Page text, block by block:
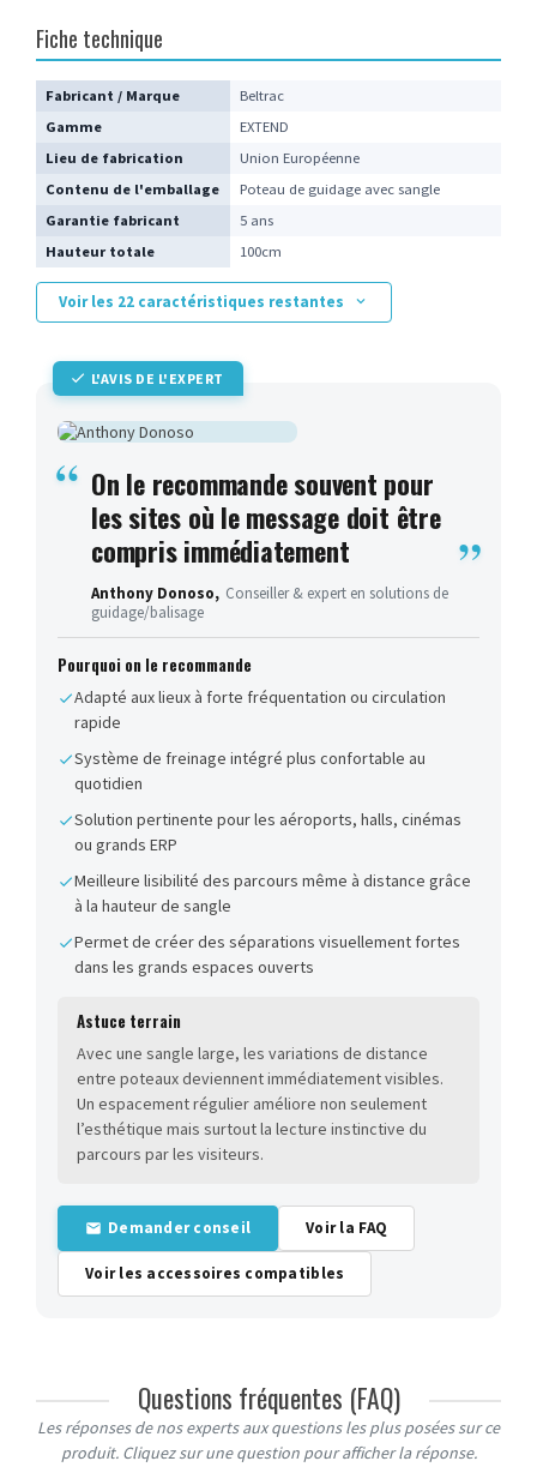
Fiche technique
Fabricant / Marque
Beltrac
Gamme
EXTEND
Lieu de fabrication
Union Européenne
Contenu de l'emballage
Poteau de guidage avec sangle
Garantie fabricant
5 ans
Hauteur totale
100cm
Voir les 22 caractéristiques restantes
L'AVIS DE L'EXPERT
On le recommande souvent pour
les sites où le message doit être
compris immédiatement
Anthony Donoso, Conseiller & expert en solutions de
guidage/balisage
Pourquoi on le recommande
Adapté aux lieux à forte fréquentation ou circulation
rapide
Système de freinage intégré plus confortable au
quotidien
Solution pertinente pour les aéroports, halls, cinémas
ou grands ERP
Meilleure lisibilité des parcours même à distance grâce
à la hauteur de sangle
Permet de créer des séparations visuellement fortes
dans les grands espaces ouverts
Astuce terrain
Avec une sangle large, les variations de distance
entre poteaux deviennent immédiatement visibles.
Un espacement régulier améliore non seulement
l’esthétique mais surtout la lecture instinctive du
parcours par les visiteurs.
Demander conseil Voir la FAQ
Voir les accessoires compatibles
Questions fréquentes (FAQ)
Les réponses de nos experts aux questions les plus posées sur ce
produit. Cliquez sur une question pour afficher la réponse.